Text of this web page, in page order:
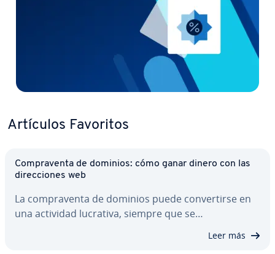
Artículos Favoritos
Co­m­pra­ve­n­ta de dominios: cómo ganar dinero con las
di­re­c­cio­nes web
La co­m­pra­ve­n­ta de dominios puede co­n­ve­r­ti­r­se en
una actividad lucrativa, siempre que se…
Leer más